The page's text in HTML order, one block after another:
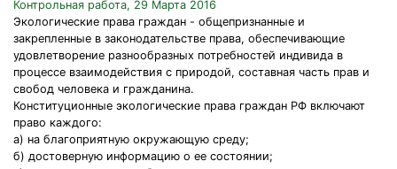
Контрольная работа, 29 Марта 2016
Экологические права граждан - общепризнанные и
закрепленные в законодательстве права, обеспечивающие
удовлетворение разнообразных потребностей индивида в
процессе взаимодействия с природой, составная часть прав и
свобод человека и гражданина.
Конституционные экологические права граждан РФ включают
право каждого:
а) на благоприятную окружающую среду;
б) достоверную информацию о ее состоянии;